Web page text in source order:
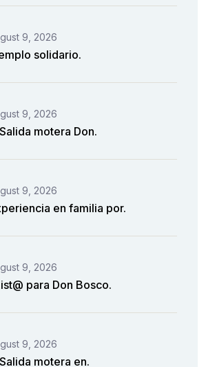
9, 2026
solidario.
9, 2026
motera Don.
9, 2026
en familia por.
9, 2026
para Don Bosco.
9, 2026
motera en.